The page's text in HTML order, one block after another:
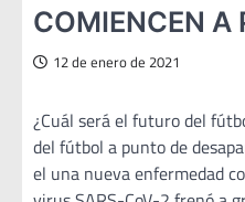
COMIENCEN A
12 de enero de 2021
¿Cuál será el futuro del
del fútbol a punto de
el una nueva enfermedad